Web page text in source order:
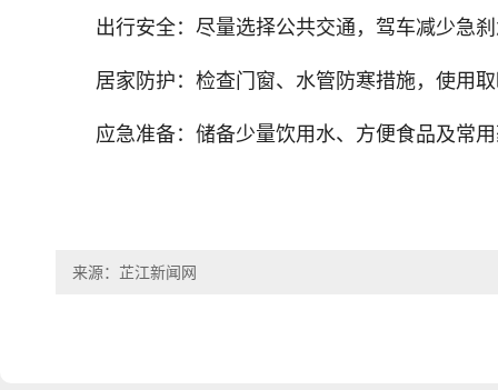
出行安全：尽量选择公共交通，驾车减少急
居家防护：检查门窗、水管防寒措施，使用
应急准备：储备少量饮用水、方便食品及常
来源：芷江新闻网